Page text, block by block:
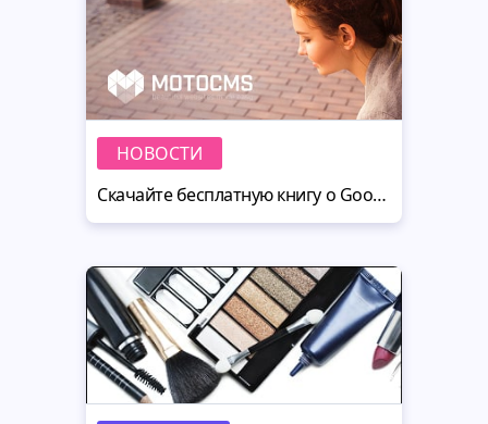
НОВОСТИ
Скачайте бесплатную книгу о Google AdWords от MotoCMS